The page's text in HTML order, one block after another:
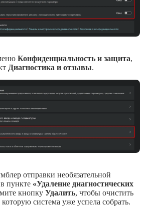
Конфиденциальность и защита,
Диагностика и отзывы.
отправки необязательной
пункте «Удаление диагностических
кнопку Удалить, чтобы очистить
система уже успела собрать.